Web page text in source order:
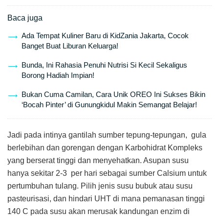
Baca juga
Ada Tempat Kuliner Baru di KidZania Jakarta, Cocok
Banget Buat Liburan Keluarga!
Bunda, Ini Rahasia Penuhi Nutrisi Si Kecil Sekaligus
Borong Hadiah Impian!
Bukan Cuma Camilan, Cara Unik OREO Ini Sukses Bikin
‘Bocah Pinter’ di Gunungkidul Makin Semangat Belajar!
Jadi pada intinya gantilah sumber tepung-tepungan, gula
berlebihan dan gorengan dengan Karbohidrat Kompleks
yang berserat tinggi dan menyehatkan. Asupan susu
hanya sekitar 2-3 per hari sebagai sumber Calsium untuk
pertumbuhan tulang. Pilih jenis susu bubuk atau susu
pasteurisasi, dan hindari UHT di mana pemanasan tinggi
140 C pada susu akan merusak kandungan enzim di